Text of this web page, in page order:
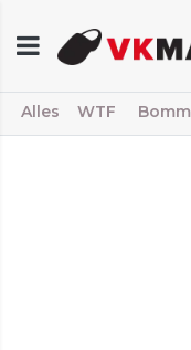
Alles WTF